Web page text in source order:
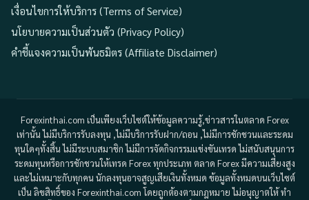
เงื่อนไขการให้บริการ (Terms of Service)
นโยบายความเป็นส่วนตัว (Privacy Policy)
คำชี้แจงความเป็นพันธมิตร (Affiliate Disclaimer)
Forexinthai.com เป็นเพียงเว็บไซต์ให้ข้อมูลความรู้,ข่าวสารในตลาด Forex
เท่านั้น ไม่มีบริการรับลงทุน ,ไม่มีบริการรับฝาก/ถอน ,ไม่มีการชักชวนและระดม
ทุนใดๆทั้งสิ้น ไม่มีระบบสมาชิก ไม่มีการจัดกิจกรรมแข่งขันเทรด ไม่สนับสนุนการ
ระดมทุนหรือการชักชวนให้เทรด Forex ทุกประเภท ตลาด Forex มีความเสี่ยงสูง
และไม่เหมาะกับทุกคน นักลงทุนอาจสูญเสียเงินทั้งหมด ข้อมูลทั้งหมดบนเว็บไซต์
เป็น ลิขสิทธิ์ของ Forexinthai.com โดยถูกต้องตามกฎหมาย ไม่อนุญาตให้ ทำ